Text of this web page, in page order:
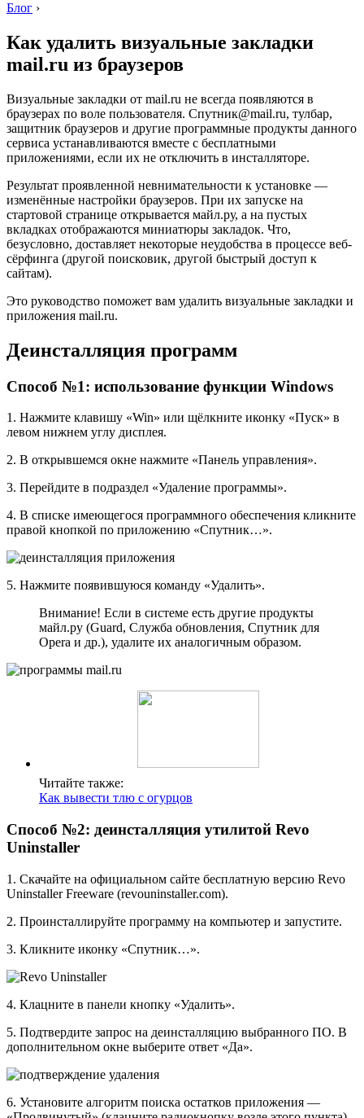
Блог ›
Как удалить визуальные закладки
mail.ru из браузеров
Визуальные закладки от mail.ru не всегда появляются в
браузерах по воле пользователя. Спутник@mail.ru, тулбар,
защитник браузеров и другие программные продукты данного
сервиса устанавливаются вместе с бесплатными
приложениями, если их не отключить в инсталляторе.
Результат проявленной невнимательности к установке —
изменённые настройки браузеров. При их запуске на
стартовой странице открывается майл.ру, а на пустых
вкладках отображаются миниатюры закладок. Что,
безусловно, доставляет некоторые неудобства в процессе веб-
сёрфинга (другой поисковик, другой быстрый доступ к
сайтам).
Это руководство поможет вам удалить визуальные закладки и
приложения mail.ru.
Деинсталляция программ
Способ №1: использование функции Windows
1. Нажмите клавишу «Win» или щёлкните иконку «Пуск» в
левом нижнем углу дисплея.
2. В открывшемся окне нажмите «Панель управления».
3. Перейдите в подраздел «Удаление программы».
4. В списке имеющегося программного обеспечения кликните
правой кнопкой по приложению «Спутник…».
5. Нажмите появившуюся команду «Удалить».
Внимание! Если в системе есть другие продукты
майл.ру (Guard, Служба обновления, Спутник для
Opera и др.), удалите их аналогичным образом.
Читайте также:
Как вывести тлю с огурцов
Способ №2: деинсталляция утилитой Revo
Uninstaller
1. Скачайте на официальном сайте бесплатную версию Revo
Uninstaller Freeware (revouninstaller.com).
2. Проинсталлируйте программу на компьютер и запустите.
3. Кликните иконку «Спутник…».
4. Клацните в панели кнопку «Удалить».
5. Подтвердите запрос на деинсталляцию выбранного ПО. В
дополнительном окне выберите ответ «Да».
6. Установите алгоритм поиска остатков приложения —